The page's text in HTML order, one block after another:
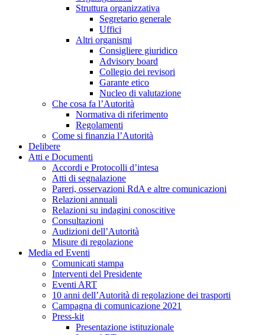
Struttura organizzativa
Segretario generale
Uffici
Altri organismi
Consigliere giuridico
Advisory board
Collegio dei revisori
Garante etico
Nucleo di valutazione
Che cosa fa l’Autorità
Normativa di riferimento
Regolamenti
Come si finanzia l’Autorità
Delibere
Atti e Documenti
Accordi e Protocolli d’intesa
Atti di segnalazione
Pareri, osservazioni RdA e altre comunicazioni
Relazioni annuali
Relazioni su indagini conoscitive
Consultazioni
Audizioni dell’Autorità
Misure di regolazione
Media ed Eventi
Comunicati stampa
Interventi del Presidente
Eventi ART
10 anni dell’Autorità di regolazione dei trasporti
Campagna di comunicazione 2021
Press-kit
Presentazione istituzionale